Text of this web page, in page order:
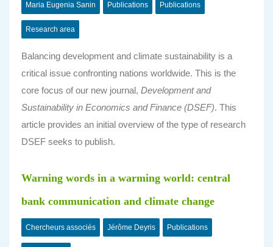
Maria Eugenia Sanin Publications Publications
Research area
Balancing development and climate sustainability is a
critical issue confronting nations worldwide. This is the
core focus of our new journal, Development and
Sustainability in Economics and Finance (DSEF). This
article provides an initial overview of the type of research
DSEF seeks to publish.
Warning words in a warming world: central
bank communication and climate change
Chercheurs associés Jérôme Deyris Publications